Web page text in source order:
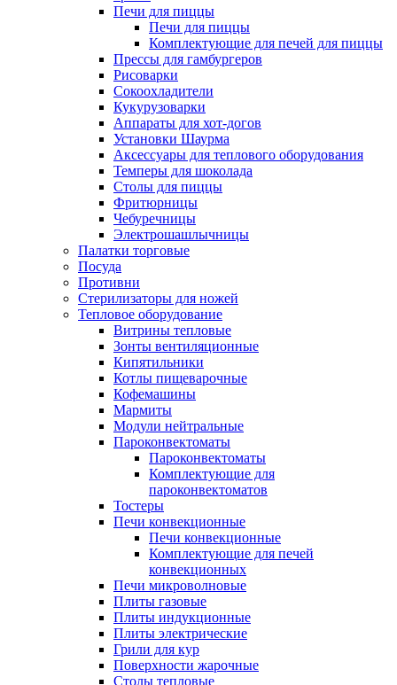
Печи для пиццы
Печи для пиццы
Комплектующие для печей для пиццы
Прессы для гамбургеров
Рисоварки
Сокоохладители
Кукурузоварки
Аппараты для хот-догов
Установки Шаурма
Аксессуары для теплового оборудования
Темперы для шоколада
Столы для пиццы
Фритюрницы
Чебуречницы
Электрошашлычницы
Палатки торговые
Посуда
Противни
Стерилизаторы для ножей
Тепловое оборудование
Витрины тепловые
Зонты вентиляционные
Кипятильники
Котлы пищеварочные
Кофемашины
Мармиты
Модули нейтральные
Пароконвектоматы
Пароконвектоматы
Комплектующие для
пароконвектоматов
Тостеры
Печи конвекционные
Печи конвекционные
Комплектующие для печей
конвекционных
Печи микроволновые
Плиты газовые
Плиты индукционные
Плиты электрические
Грили для кур
Поверхности жарочные
Столы тепловые